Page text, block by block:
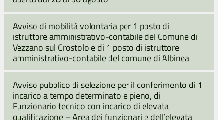
Avviso di mobilità volontaria per 1 posto di
istruttore amministrativo-contabile del Comune di
Vezzano sul Crostolo e di 1 posto di istruttore
amministrativo-contabile del comune di Albinea
Avviso pubblico di selezione per il conferimento di 1
incarico a tempo determinato e pieno, di
Funzionario tecnico con incarico di elevata
qualificazione – Area dei funzionari e dell’elevata